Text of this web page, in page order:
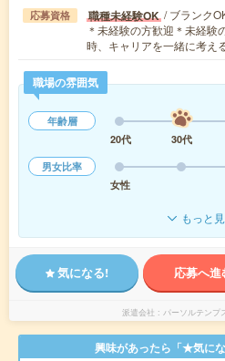
応募資格 職種未経験OK / ブランク
＊未経験の方歓迎＊未経験
時、キャリアを一緒に考
職場の雰囲気
年齢層
20代
30代
男女比率
女性
もっと
気になる! 応募へ進
派遣会社 パーソルテンプ
興味があったら「★気に